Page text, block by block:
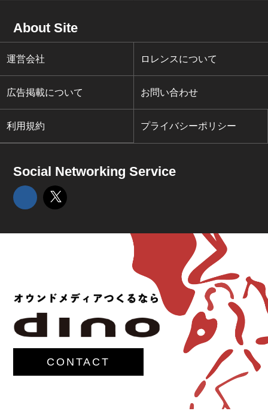
About Site
運営会社 ロレンスについて
広告掲載について お問い合わせ
利用規約 プライバシーポリシー
Social Networking Service
CONTACT